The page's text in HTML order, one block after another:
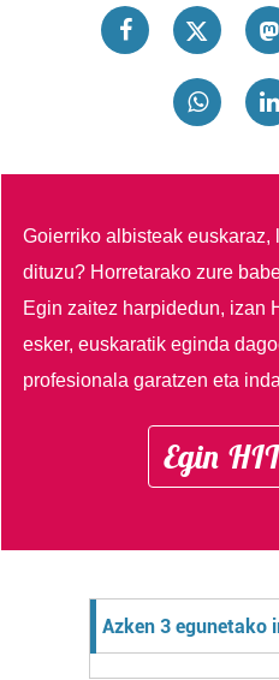
Goierriko albisteak euskaraz,
dituzu? Horretarako zure
Egin zaitez harpidedun, izan
esker, euskaratik eginda
profesionala garatzen eta
Egin
Azken 3 egunetako